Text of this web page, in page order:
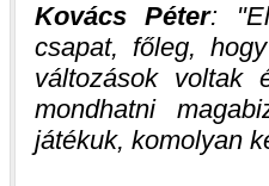
Kovács Péter:
csapat, főleg,
változások voltak
mondhatni
játékuk, komolyan